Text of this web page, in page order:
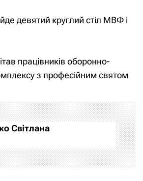
девятий круглий стіл МВФ і
працівників оборонно-
з професійним святом
Світлана